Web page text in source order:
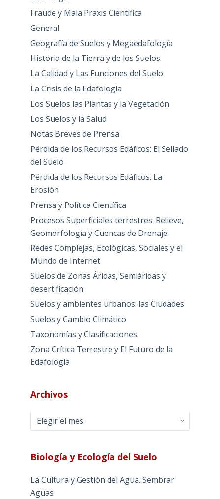
Fraude y Mala Praxis Científica
General
Geografía de Suelos y Megaedafología
Historia de la Tierra y de los Suelos.
La Calidad y Las Funciones del Suelo
La Crisis de la Edafología
Los Suelos las Plantas y la Vegetación
Los Suelos y la Salud
Notas Breves de Prensa
Pérdida de los Recursos Edáficos: El Sellado
del Suelo
Pérdida de los Recursos Edáficos: La
Erosión
Prensa y Política Científica
Procesos Superficiales terrestres: Relieve,
Geomorfología y Cuencas de Drenaje:
Redes Complejas, Ecológicas, Sociales y el
Mundo de Internet
Suelos de Zonas Áridas, Semiáridas y
desertificación
Suelos y ambientes urbanos: las Ciudades
Suelos y Cambio Climático
Taxonomías y Clasificaciones
Zona Crítica Terrestre y El Futuro de la
Edafología
Archivos
Archivos
Biología y Ecología del Suelo
La Cultura y Gestión del Agua. Sembrar
Aguas